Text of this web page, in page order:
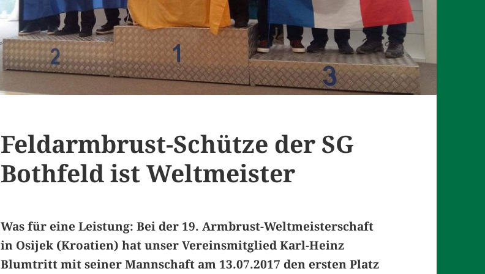
Feldarmbrust-Schütze der SG
Bothfeld ist Weltmeister
Was für eine Leistung: Bei der 19. Armbrust-Weltmeisterschaft
in Osijek (Kroatien) hat unser Vereinsmitglied Karl-Heinz
Blumtritt mit seiner Mannschaft am 13.07.2017 den ersten Platz